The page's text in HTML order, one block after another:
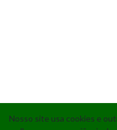
Nosso site usa cookies e